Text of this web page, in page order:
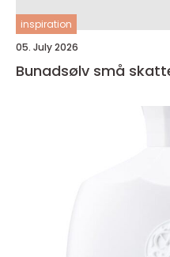
inspiration
05. July 2026
Bunadsølv